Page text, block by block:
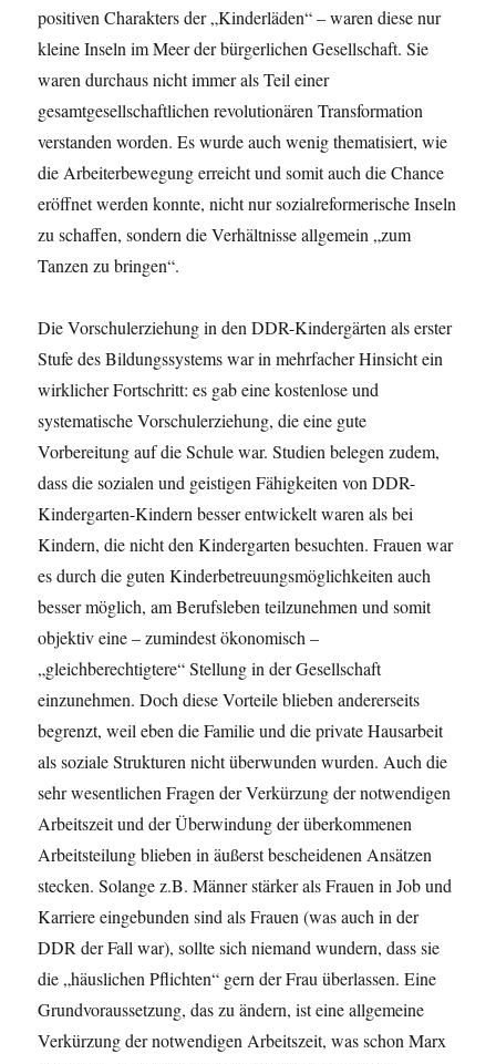
positiven Charakters der „Kinderläden“ – waren diese nur
kleine Inseln im Meer der bürgerlichen Gesellschaft. Sie
waren durchaus nicht immer als Teil einer
gesamtgesellschaftlichen revolutionären Transformation
verstanden worden. Es wurde auch wenig thematisiert, wie
die Arbeiterbewegung erreicht und somit auch die Chance
eröffnet werden konnte, nicht nur sozialreformerische Inseln
zu schaffen, sondern die Verhältnisse allgemein „zum
Tanzen zu bringen“.
Die Vorschulerziehung in den DDR-Kindergärten als erster
Stufe des Bildungssystems war in mehrfacher Hinsicht ein
wirklicher Fortschritt: es gab eine kostenlose und
systematische Vorschulerziehung, die eine gute
Vorbereitung auf die Schule war. Studien belegen zudem,
dass die sozialen und geistigen Fähigkeiten von DDR-
Kindergarten-Kindern besser entwickelt waren als bei
Kindern, die nicht den Kindergarten besuchten. Frauen war
es durch die guten Kinderbetreuungsmöglichkeiten auch
besser möglich, am Berufsleben teilzunehmen und somit
objektiv eine – zumindest ökonomisch –
„gleichberechtigtere“ Stellung in der Gesellschaft
einzunehmen. Doch diese Vorteile blieben andererseits
begrenzt, weil eben die Familie und die private Hausarbeit
als soziale Strukturen nicht überwunden wurden. Auch die
sehr wesentlichen Fragen der Verkürzung der notwendigen
Arbeitszeit und der Überwindung der überkommenen
Arbeitsteilung blieben in äußerst bescheidenen Ansätzen
stecken. Solange z.B. Männer stärker als Frauen in Job und
Karriere eingebunden sind als Frauen (was auch in der
DDR der Fall war), sollte sich niemand wundern, dass sie
die „häuslichen Pflichten“ gern der Frau überlassen. Eine
Grundvoraussetzung, das zu ändern, ist eine allgemeine
Verkürzung der notwendigen Arbeitszeit, was schon Marx